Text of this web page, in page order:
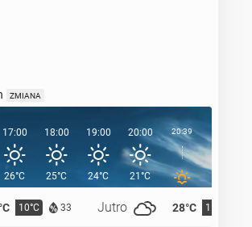
ZMIANA
10°C 33 Jutro 28°C 11°C
17:00
26°C
18:00
25°C
19:00
24°C
20:00
21°C
20:39 21:00